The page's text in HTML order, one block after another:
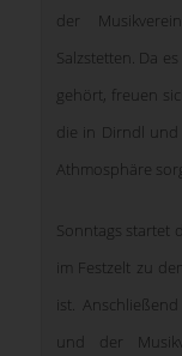
der
Salzstetten. Da
gehört, freuen
die in Dirndl
Athmosphäre
Sonntags startet
im Festzelt zu
ist.
und der